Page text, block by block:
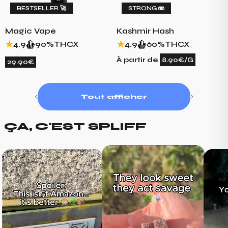
BESTSELLER 🚀
Magic Vape
4.9
90%THCX
29.90€
STRONG 🫨
Kashmir Hash
4.9
60%THCX
À partir de 8.90€/G
Tout afficher
ÇA, C'EST SPLIFF